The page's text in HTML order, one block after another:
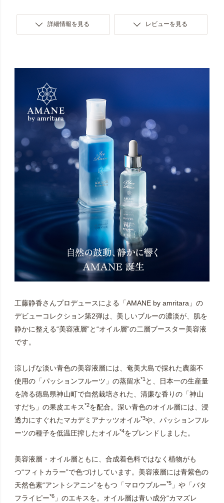
詳細情報を見る レビューを見る
工藤静香さんプロデュースによる「AMANE by amritara」の
デビューコレクション第2弾は、美しいブルーの濃淡が、肌を
静かに整える“美容液層”と“オイル層”の二層ブースター美容液
です。
涼しげな淡い青色の美容液層には、奄美大島で採れた農薬不
使用の「パッションフルーツ」の蒸留水*1と、日本一の生産量
を誇る徳島県神山町で自然栽培された、清廉な香りの「神山
すだち」の果皮エキス*2を配合。深い青色のオイル層には、浸
透力にすぐれたマカデミアナッツオイル*3や、パッションフル
ーツの種子を低温圧搾したオイル*4をブレンドしました。
美容液層・オイル層ともに、合成着色料ではなく植物がも
つ“フィトカラー”で色づけしています。美容液層には青紫色の
天然色素“アントシアニン”をもつ「マロウブルー*5」や「バタ
フライピー*6」のエキスを。オイル層は青い成分“カマズレ